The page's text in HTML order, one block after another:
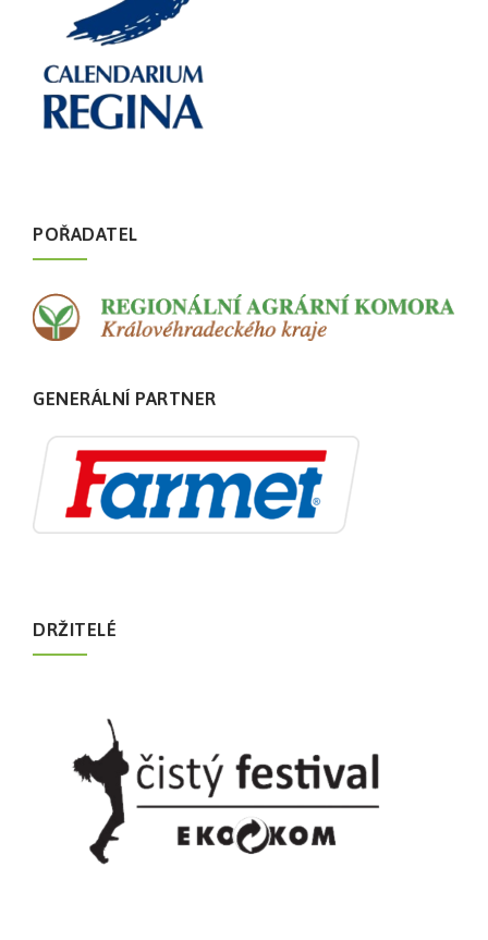
POŘADATEL
GENERÁLNÍ PARTNER
DRŽITELÉ